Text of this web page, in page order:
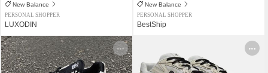
New Balance
PERSONAL SHOPPER
LUXODIN
New Balance
PERSONAL SHOPPER
BestShip